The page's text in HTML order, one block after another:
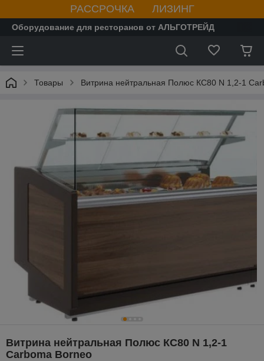
РАССРОЧКА ЛИЗИНГ
Оборудование для ресторанов от АЛЬГОТРЕЙД
Товары Витрина нейтральная Полюс КС80 N 1,2-1
Витрина нейтральная Полюс КС80 N 1,2-1
Carboma Borneo